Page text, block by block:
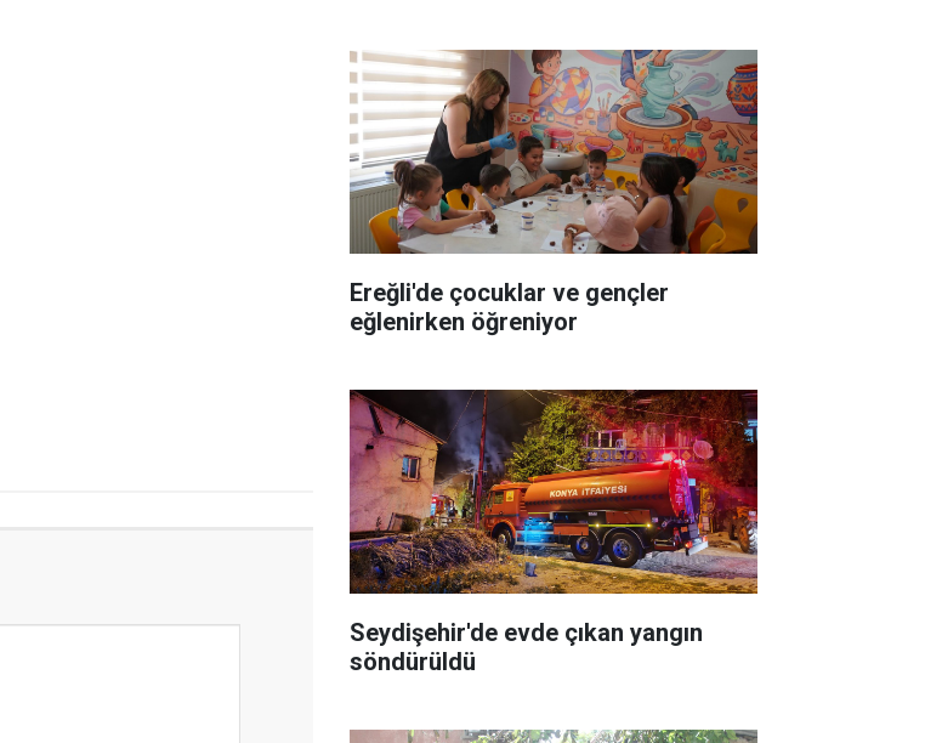
Ereğli'de çocuklar ve gençler
eğlenirken öğreniyor
Seydişehir'de evde çıkan yangın
söndürüldü